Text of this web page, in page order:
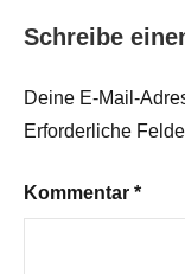
Schreibe
Deine E-Mail-
Erforderliche
Kommentar *